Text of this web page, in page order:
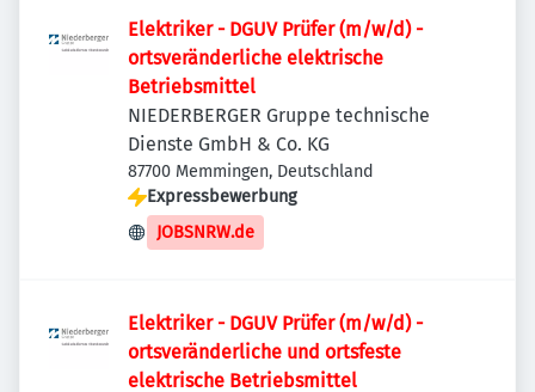
Elektriker - DGUV Prüfer (m/w/d) -
ortsveränderliche elektrische
Betriebsmittel
NIEDERBERGER Gruppe technische
Dienste GmbH & Co. KG
87700 Memmingen, Deutschland
Expressbewerbung
JOBSNRW.de
Elektriker - DGUV Prüfer (m/w/d) -
ortsveränderliche und ortsfeste
elektrische Betriebsmittel